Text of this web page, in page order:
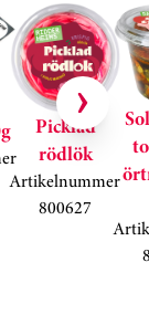
Picklad
rödlök
Artikelnummer
800627